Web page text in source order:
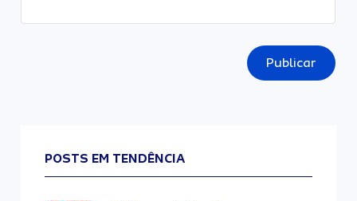
Publicar
POSTS EM TENDÊNCIA